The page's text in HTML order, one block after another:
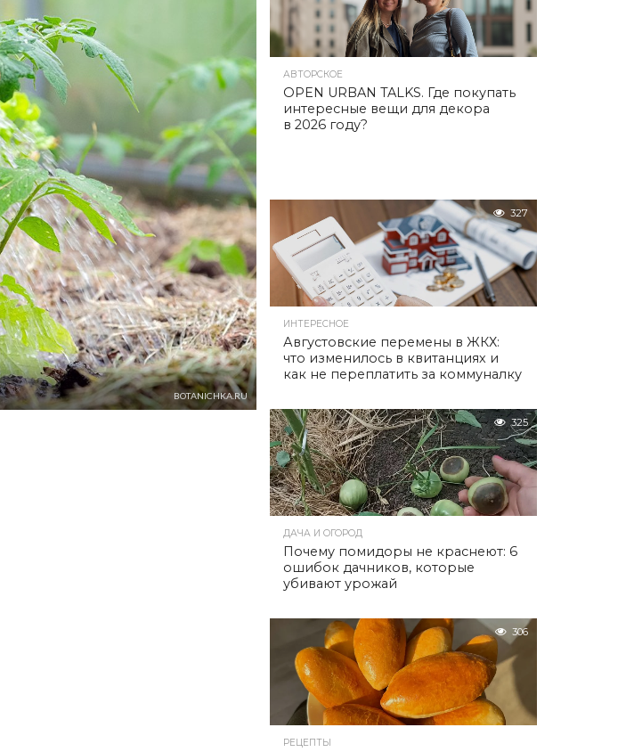
BOTANICHKA.RU
АВТОРСКОЕ
OPEN URBAN TALKS. Где покупать
интересные вещи для декора
в 2026 году?
327
ИНТЕРЕСНОЕ
Августовские перемены в ЖКХ:
что изменилось в квитанциях и
как не переплатить за коммуналку
325
ДАЧА И ОГОРОД
Почему помидоры не краснеют: 6
ошибок дачников, которые
убивают урожай
306
РЕЦЕПТЫ